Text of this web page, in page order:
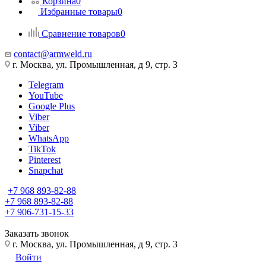
Избранные товары0
Сравнение товаров0
contact@armweld.ru
г. Москва, ул. Промышленная, д 9, стр. 3
Telegram
YouTube
Google Plus
Viber
Viber
WhatsApp
TikTok
Pinterest
Snapchat
+7 968 893-82-88
+7 968 893-82-88
+7 906-731-15-33
Заказать звонок
г. Москва, ул. Промышленная, д 9, стр. 3
Войти